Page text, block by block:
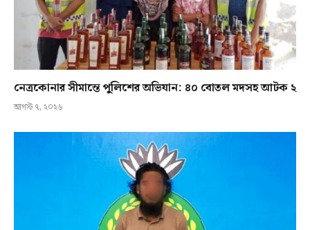
নেত্রকোনার সীমান্তে পুলিশের অভিযান: ৪০ বোতল মদসহ আটক ২
আগস্ট ৭, ২০২৬